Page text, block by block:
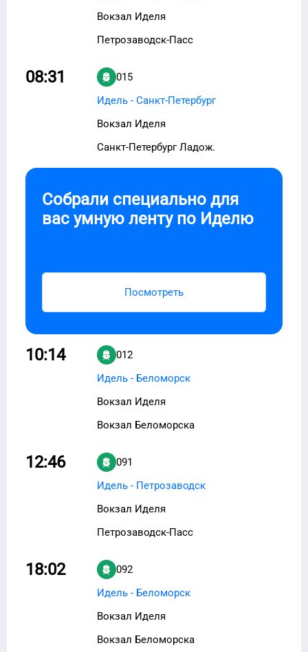
Вокзал Иделя
Петрозаводск-Пасс
08:31
015
Идель - Санкт-Петербург
Вокзал Иделя
Санкт-Петербург Ладож.
Собрали специально для
вас умную ленту по Иделю
Посмотреть
10:14
012
Идель - Беломорск
Вокзал Иделя
Вокзал Беломорска
12:46
091
Идель - Петрозаводск
Вокзал Иделя
Петрозаводск-Пасс
18:02
092
Идель - Беломорск
Вокзал Иделя
Вокзал Беломорска